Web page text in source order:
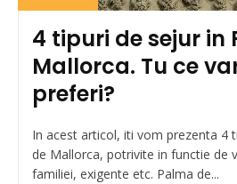
4 tipuri de sejur in
Mallorca. Tu ce
preferi?
In acest articol, iti vom prezenta 4
de Mallorca, potrivite in functie de
familiei, exigente etc. Palma de...